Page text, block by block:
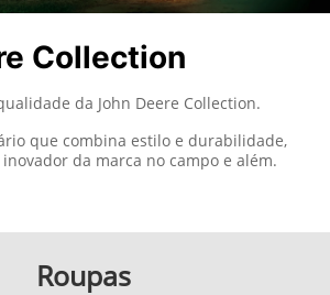
Collection
da John Deere Collection.
que combina estilo e durabilidade,
da marca no campo e além.
Roupas